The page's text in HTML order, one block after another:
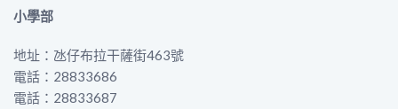
小學部
地址：氹仔布拉干薩街463號
電話：28833686
電話：28833687